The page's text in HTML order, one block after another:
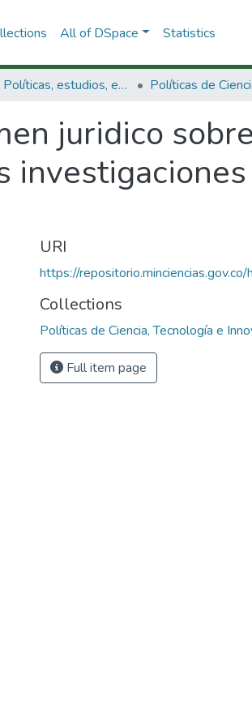
All of DSpace Statistics
3.2.1. Políticas, estudios, evaluaciones e indicadores de CTeI
juridico
URI
https://
Collections
Políticas de Ciencia, Tecnología e
Full item page